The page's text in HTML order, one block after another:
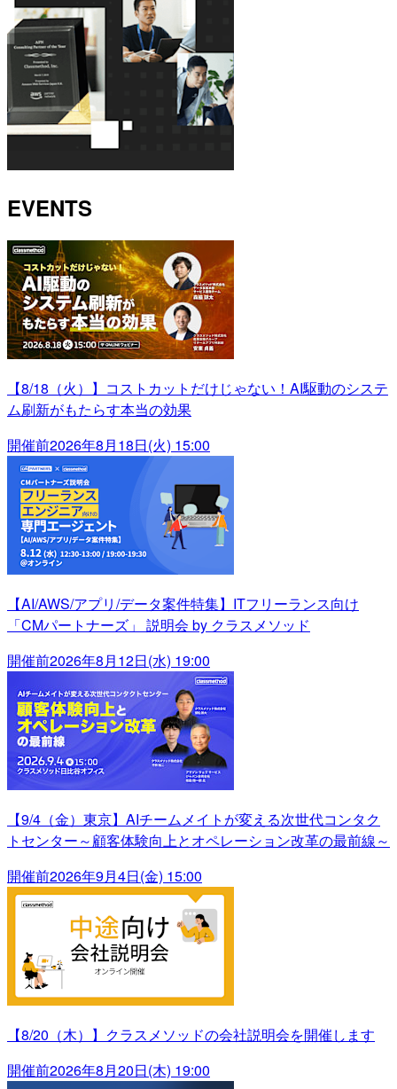
EVENTS
【8/18（火）】コストカットだけじゃない！AI駆動のシステ
ム刷新がもたらす本当の効果
開催前2026年8月18日(火) 15:00
【AI/AWS/アプリ/データ案件特集】ITフリーランス向け
「CMパートナーズ」 説明会 by クラスメソッド
開催前2026年8月12日(水) 19:00
【9/4（金）東京】AIチームメイトが変える次世代コンタク
トセンター～顧客体験向上とオペレーション改革の最前線～
開催前2026年9月4日(金) 15:00
【8/20（木）】クラスメソッドの会社説明会を開催します
開催前2026年8月20日(木) 19:00